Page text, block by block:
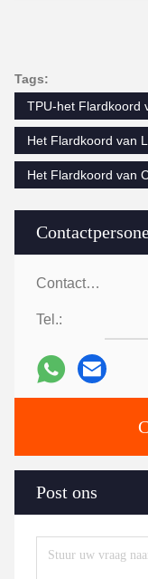
Contactpersonen:
Tel.:
Post ons
Tags:
TPU-het Flardkoord
Het Flardkoord van
Het Flardkoord van